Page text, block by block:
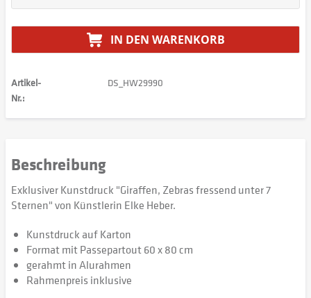
IN DEN WARENKORB
Artikel-
Nr.:
DS_HW29990
Beschreibung
Exklusiver Kunstdruck "Giraffen, Zebras fressend unter 7
Sternen" von Künstlerin Elke Heber.
Kunstdruck auf Karton
Format mit Passepartout 60 x 80 cm
gerahmt in Alurahmen
Rahmenpreis inklusive